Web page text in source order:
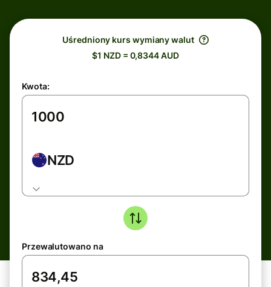
Uśredniony kurs wymiany walut
$1 NZD = 0,8344 AUD
Kwota:
NZD
Przewalutowano na